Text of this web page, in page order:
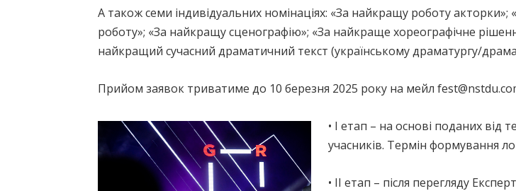
А також семи індивідуальних номінаціях: «За найкращу роботу
роботу»; «За найкращу сценографію»; «За найкраще хореографічне
найкращий сучасний драматичний текст (українському драматургу/
Прийом заявок триватиме до 10 березня 2025 року на мейл
• І етап – на основі поданих
учасників. Термін формування
• ІІ етап – після перегляду